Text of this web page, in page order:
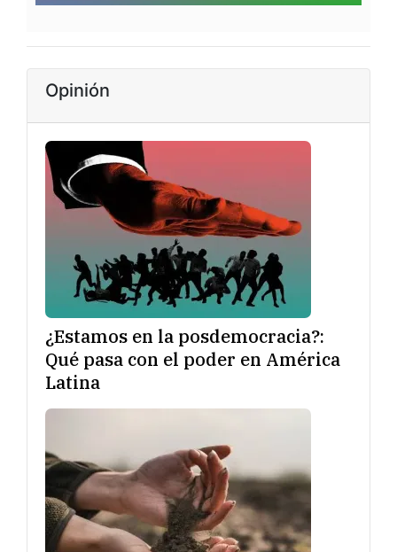
Opinión
¿Estamos en la posdemocracia?:
Qué pasa con el poder en América
Latina